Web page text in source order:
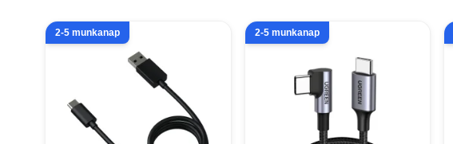
2-5 munkanap 2-5 munkanap